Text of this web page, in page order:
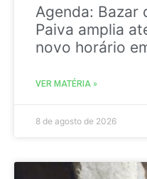
Agenda: Bazar
Paiva amplia
novo horário
VER MATÉRIA »
8 de agosto de 2026